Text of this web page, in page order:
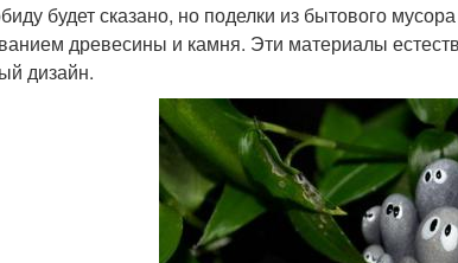
будет сказано, но поделки из бытового
древесины и камня. Эти материалы
дизайн.